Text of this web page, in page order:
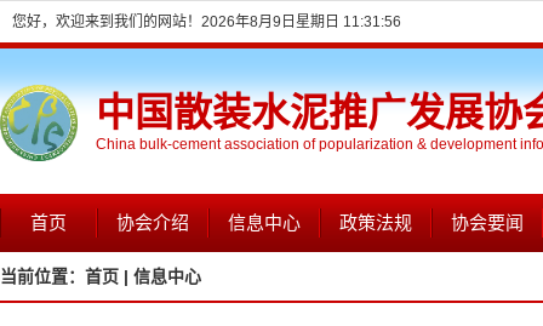
您好，欢迎来到我们的网站！ 2026年8月9日星期日 11:31:56
中国散装水泥推广发展协
China bulk-cement association of popularization & development
首页 协会介绍 信息中心 政策法规 协会要闻
当前位置： 首页 | 信息中心